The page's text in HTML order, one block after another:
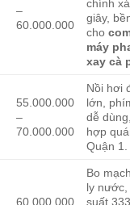
–
60.000.000
chính
giây,
cho
máy
xay cà
55.000.000
–
70.000.000
Nồi hơi
lớn,
dễ
hợp
Quận 1.
60.000.000
Bo
ly nước,
suất